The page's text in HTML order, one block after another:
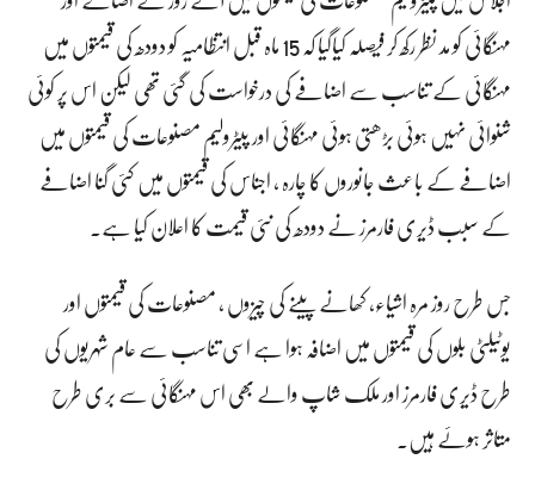
مہنگائی کو مد نظر رکھ کر فیصلہ کیاگیا کہ 15 ماہ قبل انتظامیہ کو دودھ کی قیمتوں میں
مہنگائی کے تناسب سے اضافے کی درخواست کی گئی تھی لیکن اس پر کوئی
شنوائی نہیں ہوئی بڑھتی ہوئی مہنگائی اور پیٹرولیم مصنوعات کی قیمتوں میں
اضافے کے باعث جانوروں کا چارہ ، اجناس کی قیمتوں میں کئی گنا اضافے
کے سبب ڈیری فارمرز نے دودھ کی نئی قیمت کا اعلان کیا ہے۔
جس طرح روز مرہ اشیاء، کھانے پینے کی چیزوں ، مصنوعات کی قیمتوں اور
یوٹیلٹی بلوں کی قیمتوں میں اضافہ ہوا ہے اسی تناسب سے عام شہریوں کی
طرح ڈیری فارمرز اور ملک شاپ والے بھی اس مہنگائی سے بری طرح
متاثر ہوئے ہیں۔